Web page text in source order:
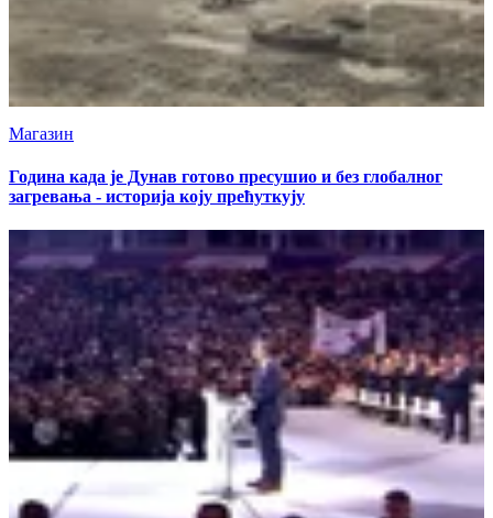
Магазин
Година када је Дунав готово пресушио и без глобалног
загревања - историја коју прећуткују